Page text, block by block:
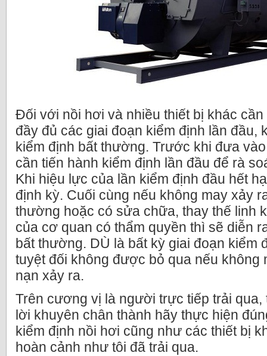
Đối với nồi hơi và nhiều thiết bị khác
đầy đủ các giai đoạn kiểm định lần đầu,
kiểm định bất thường. Trước khi đưa
cần tiến hành kiểm định lần đầu để rà
Khi hiệu lực của lần kiểm định đầu hết
định kỳ. Cuối cùng nếu không may xảy
thường hoặc có sửa chữa, thay thế linh
của cơ quan có thẩm quyền thì sẽ diễn
bất thường. DÙ là bất kỳ giai đoạn kiểm
tuyệt đối không được bỏ qua nếu không
nạn xảy ra.
Trên cương vị là người trực tiếp trải qua,
lời khuyên chân thành hãy thực hiện
kiểm định nồi hơi cũng như các thiết bị
hoàn cảnh như tôi đã trải qua.